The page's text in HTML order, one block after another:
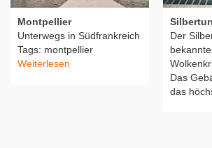
Montpellier
Unterwegs in Südfrankreich
Tags: montpellier
Weiterlesen
Der
Das
das